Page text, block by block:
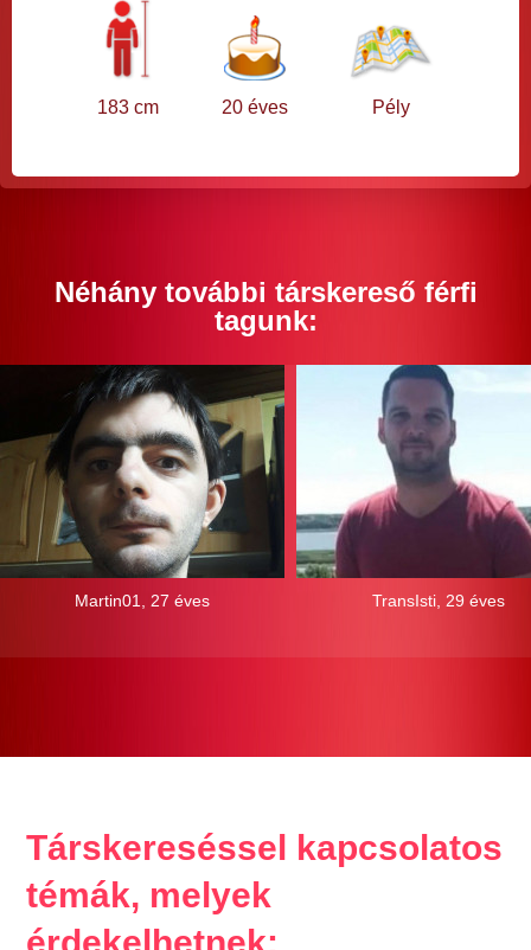
183 cm 20 éves Pély
Néhány további társkereső férfi
tagunk:
Martin01, 27 éves TransIsti, 29 éves
Társkereséssel kapcsolatos
témák, melyek
érdekelhetnek: